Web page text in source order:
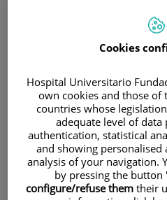
contenido
idioma
Cookies
Hospital Universitario
own cookies and those of
countries whose
adequate level of
authentication, statistical
and showing
analysis of your navigation.
by pressing the button
configure/refuse them their